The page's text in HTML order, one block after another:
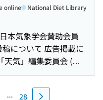
Story 肱川あら
!!」, 大洲市・名越利
ー, 2015年3月, 95頁,
89983-197-6(本だな)
事予定 編集後記 2015
紙
事録 2015年度総会議
2015年度総会資料
た質問等に対する回
願い 第38期第2回支
-No.161 : 2015年6月
: 群馬県に突風をも
の天候(気候情報)
講演 エアロゾルの
新世代モデルの開発
念講演 はじめに(2014
象学における科学コ
報告) 1. Dr.ナダレン
における課題と展望
ム「気象学における科
」の報告) 2. マスメデ
online National Diet Library
本気象学会賛助会員
について 広告掲載に
天気」編集委員会 (複
渦と渦の相
メカニズム : 2013年
28